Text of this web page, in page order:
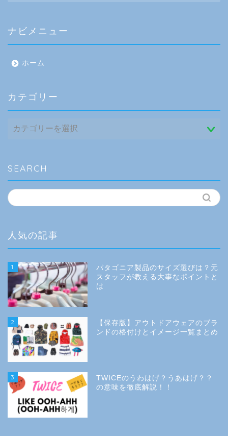
ナビメニュー
ホーム
カテゴリー
テ
ー
SEARCH
人気の記事
1
パタゴニア製品のサイズ選びは？元
スタッフが教える大事なポイントと
は
2
【保存版】アウトドアウェアのブラ
ンドの格付けとイメージ一覧まとめ
3
TWICEのうわはげ？うあはげ？？
の意味を徹底解説！！